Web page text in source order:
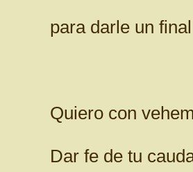
para darle un
Quiero con
Dar fe de tu